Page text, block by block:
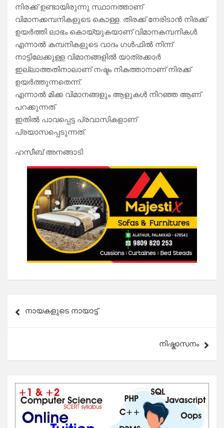
നിരക്ക് ഉണ്ടായിരുന്നു സ്ഥാനത്താണ്
വിമാനക്കമ്പനികളുടെ കൊള്ള. തിരക്ക് നേരിടാൻ നിരക്ക്
ഉയർത്തി ലാഭം കൊയ്യുകയാണ് വിമാനകമ്പനികൾ.
എന്നാൽ കമ്പനികളുടെ വാദം ഗൾഫിൽ നിന്ന്
നാട്ടിലേക്കുള്ള വിമാനങ്ങളിൽ യാത്രക്കാർ
ഇല്ലാത്തതിനാലാണ് നഷ്ടം നികത്താനാണ് നിരക്ക്
ഉയർത്തുന്നതെന്ന്.
എന്നാൽ മിക്ക വിമാനങ്ങളും ആളുകൾ നിറഞ്ഞ ആണ്
പറക്കുന്നത്
ഇതിൽ പാവപ്പെട്ട പ്രവാസികളാണ്
പ്രയാസപ്പെടുന്നത്.
ഹസീബ് അനങ്ങാടി
navigation
നായകളുടെ നായാട്ട്
നിഷ്കാസനം